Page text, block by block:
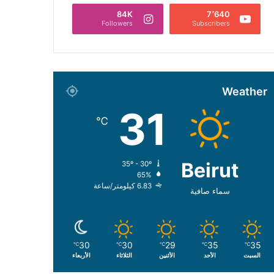
7٬640
Subscribers
84K
Followers
Weather
Beirut
سماء صافية
31
℃
65%
6.83 كيلومتر/ساعة
35
℃
السبت
35
℃
الأحد
29
℃
الأثنين
30
℃
الثلاثاء
30
℃
الأربعاء